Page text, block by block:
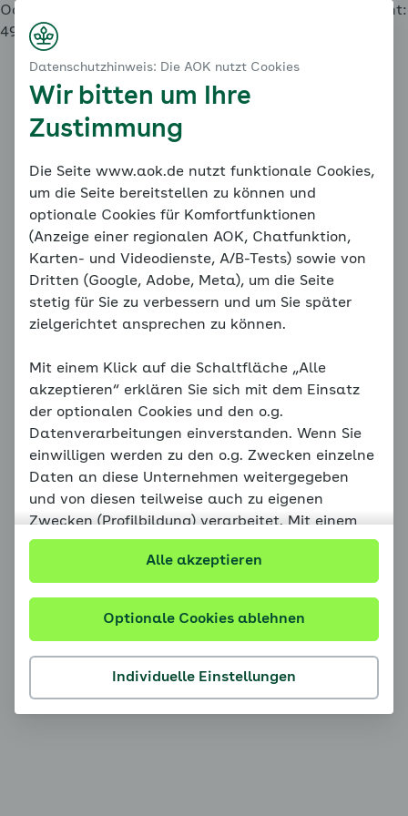
Oops, an error occurred! Request: 649a07fc93706 Event:
4931019137464369a0c8e57e789f74da
Datenschutzhinweis: Die AOK nutzt Cookies
Wir bitten um Ihre
Zustimmung
Die Seite www.aok.de nutzt funktionale Cookies,
um die Seite bereitstellen zu können und
optionale Cookies für Komfortfunktionen
(Anzeige einer regionalen AOK, Chatfunktion,
Karten- und Videodienste, A/B-Tests) sowie von
Dritten (Google, Adobe, Meta), um die Seite
stetig für Sie zu verbessern und um Sie später
zielgerichtet ansprechen zu können.
Mit einem Klick auf die Schaltfläche „Alle
akzeptieren“ erklären Sie sich mit dem Einsatz
der optionalen Cookies und den o.g.
Datenverarbeitungen einverstanden. Wenn Sie
einwilligen werden zu den o.g. Zwecken einzelne
Daten an diese Unternehmen weitergegeben
und von diesen teilweise auch zu eigenen
Zwecken (Profilbildung) verarbeitet. Mit einem
Klick auf die Schaltfläche „Optionale Cookies
ablehnen“ werden ausschließlich funktionale
Cookies eingesetzt. Mit einem Klick auf die
Schaltfläche „Individuelle Einstellungen“ können
Ihr Einverständnis kann jederzeit mit Wirkung für
die Zukunft widerrufen oder geändert werden.
Verarbeitungen bis zu Ihrem Widerruf bleiben
Individuelle Einstellungen
Optionale Cookies ablehnen
Alle akzeptieren